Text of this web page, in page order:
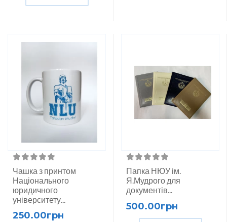
Чашка з принтом
Національного
юридичного
університету...
250.00грн
Папка НЮУ ім.
Я.Мудрого для
документів...
500.00грн